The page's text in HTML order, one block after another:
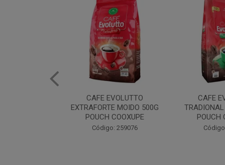
CAFE EVOLUTTO
TRADIONAL MOIDO 500G
POUCH COOXUPE
Código: 259077
CAFE
MOIDO